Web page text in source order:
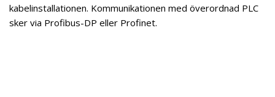
kabelinstallationen. Kommunikationen med överordnad PLC
sker via Profibus-DP eller Profinet.